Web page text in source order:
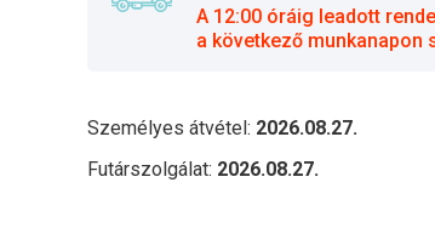
A 12:00 óráig leadott
a következő munkanapon
Személyes átvétel: 2026.08.27.
Futárszolgálat: 2026.08.27.